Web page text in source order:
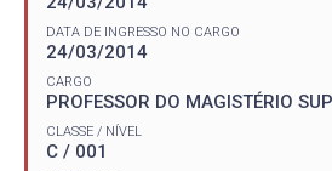
DATA DE INGRESSO NO CARGO
24/03/2014
CARGO
PROFESSOR DO MAGISTÉRIO
CLASSE / NÍVEL
C / 001